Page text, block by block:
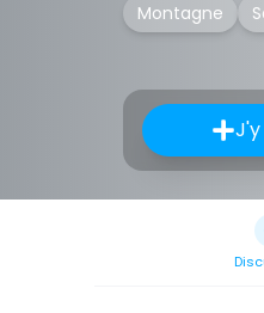
Montagne
J'y